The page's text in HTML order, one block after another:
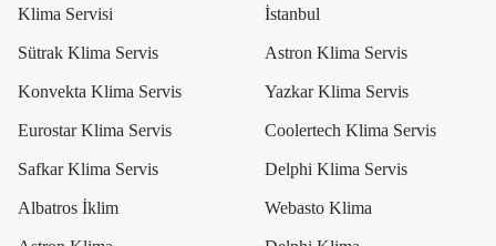
Klima Servisi
İstanbul
Sütrak Klima Servis Astron Klima Servis
Konvekta Klima Servis Yazkar Klima Servis
Eurostar Klima Servis Coolertech Klima Servis
Safkar Klima Servis Delphi Klima Servis
Albatros İklim Webasto Klima